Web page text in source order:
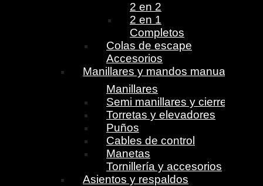
2 en 2
2 en 1
Completos
Colas de escape
Accesorios
Manillares y mandos manuales
Manillares
Semi manillares y cierres
Torretas y elevadores
Puños
Cables de control
Manetas
Tornillería y accesorios
Asientos y respaldos